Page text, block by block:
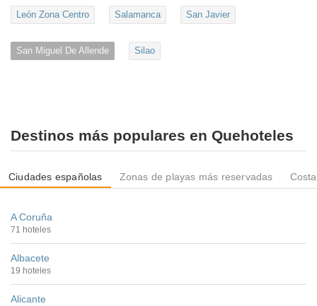
León Zona Centro Salamanca San Javier
San Miguel De Allende Silao
Destinos más populares en Quehoteles
Ciudades españolas Zonas de playas más reservadas
A Coruña
71 hoteles
Albacete
19 hoteles
Alicante